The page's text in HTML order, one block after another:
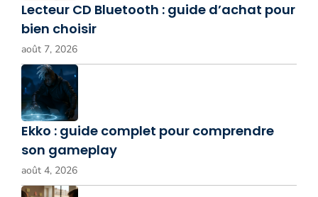
Lecteur CD Bluetooth : guide d’achat pour
bien choisir
août 7, 2026
Ekko : guide complet pour comprendre
son gameplay
août 4, 2026